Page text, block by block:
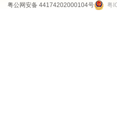
粤公网安备 44174202000104号
粤